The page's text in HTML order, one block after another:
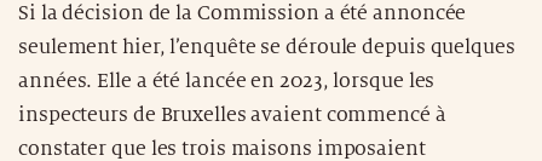
Si la décision de la Commission a été annoncée
seulement hier, l’enquête se déroule depuis quelques
années. Elle a été lancée en 2023, lorsque les
inspecteurs de Bruxelles avaient commencé à
constater que les trois maisons imposaient